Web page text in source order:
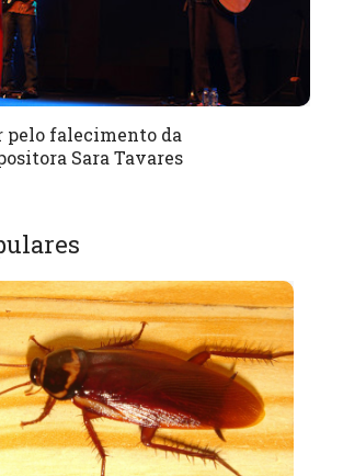
pelo falecimento da
Sara Tavares